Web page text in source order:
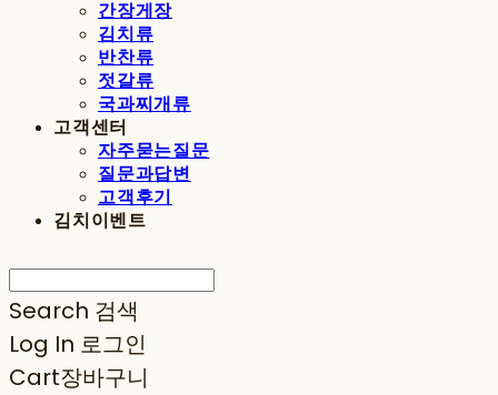
간장게장
김치류
반찬류
젓갈류
국과찌개류
고객센터
자주묻는질문
질문과답변
고객후기
김치이벤트
Search 검색
Log In 로그인
Cart장바구니